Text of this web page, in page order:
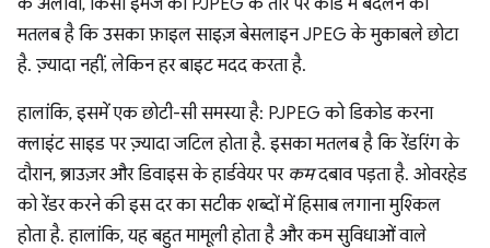
मतलब है कि उसका फ़ाइल साइज़ बेसलाइन JPEG के मुकाबले छोटा
है. ज़्यादा नहीं, लेकिन हर बाइट मदद करता है.
हालांकि, इसमें एक छोटी-सी समस्या है: PJPEG को डिकोड करना
क्लाइंट साइड पर ज़्यादा जटिल होता है. इसका मतलब है कि रेंडरिंग के
दौरान, ब्राउज़र और डिवाइस के हार्डवेयर पर कमदबाव पड़ता है. ओवरहेड
को रेंडर करने की इस दर का सटीक शब्दों में हिसाब लगाना मुश्किल
होता है. हालांकि, यह बहुत मामूली होता है और कम सुविधाओं वाले